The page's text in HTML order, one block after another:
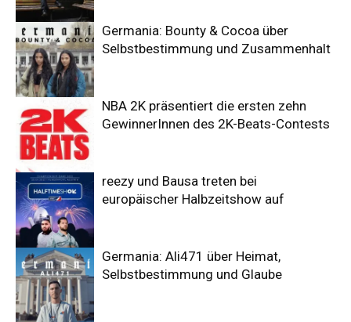
Germania: Bounty & Cocoa über
Selbstbestimmung und Zusammenhalt
NBA 2K präsentiert die ersten zehn
GewinnerInnen des 2K-Beats-Contests
reezy und Bausa treten bei
europäischer Halbzeitshow auf
Germania: Ali471 über Heimat,
Selbstbestimmung und Glaube